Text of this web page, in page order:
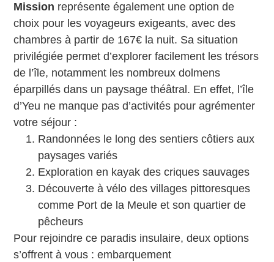
Mission représente également une option de
choix pour les voyageurs exigeants, avec des
chambres à partir de 167€ la nuit. Sa situation
privilégiée permet d’explorer facilement les trésors
de l’île, notamment les nombreux dolmens
éparpillés dans un paysage théâtral. En effet, l’île
d’Yeu ne manque pas d’activités pour agrémenter
votre séjour :
Randonnées le long des sentiers côtiers aux
paysages variés
Exploration en kayak des criques sauvages
Découverte à vélo des villages pittoresques
comme Port de la Meule et son quartier de
pêcheurs
Pour rejoindre ce paradis insulaire, deux options
s’offrent à vous : embarquement